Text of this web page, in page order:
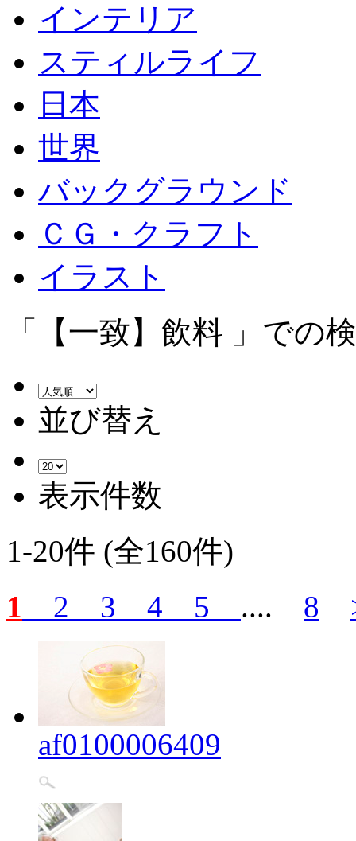
インテリア
スティルライフ
日本
世界
バックグラウンド
ＣＧ・クラフト
イラスト
「【一致】飲料 」での
並び替え
表示件数
1-20件 (全160件)
1
2 3 4 5 .... 8
af0100006409